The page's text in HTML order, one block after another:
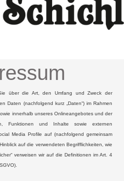
über die Art, den Umfang und Zweck der
Daten (nachfolgend kurz „Daten“) im Rahmen
innerhalb unseres Onlineangebotes und der
Funktionen und Inhalte sowie externen
Media Profile auf (nachfolgend gemeinsam
auf die verwendeten Begrifflichkeiten, wie
verweisen wir auf die Definitionen im Art. 4